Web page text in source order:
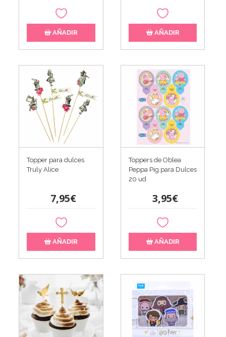
AÑADIR AÑADIR
Topper para dulces
Truly Alice
7,95€
AÑADIR
Toppers de Oblea
Peppa Pig para Dulces
20 ud
3,95€
AÑADIR